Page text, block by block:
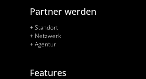
Partner werden
+ Standort
+ Netzwerk
+ Agentur
Features